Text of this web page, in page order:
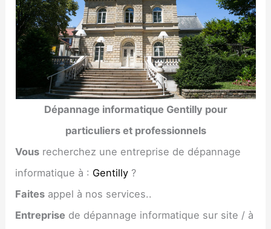
Dépannage informatique Gentilly pour
particuliers et professionnels
Vous recherchez une entreprise de dépannage
informatique à : Gentilly ?
Faites appel à nos services..
Entreprise de dépannage informatique sur site / à